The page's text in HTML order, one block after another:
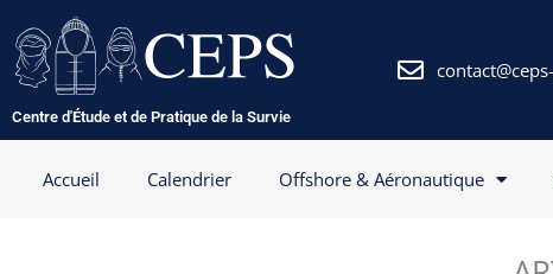
au
contenu
Centre d'Étude et de Pratique de la Survie
Accueil Calendrier Offshore & Aéronautique